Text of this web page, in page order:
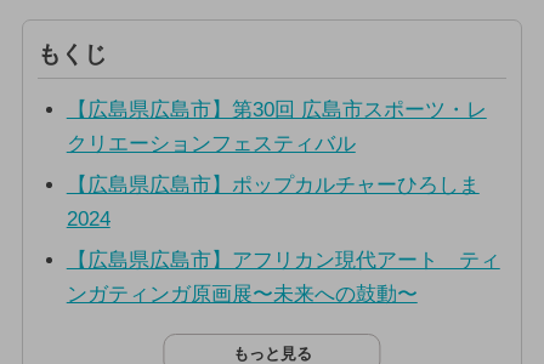
もくじ
【広島県広島市】第30回 広島市スポーツ・レ
クリエーションフェスティバル
【広島県広島市】ポップカルチャーひろしま
2024
【広島県広島市】アフリカン現代アート ティ
ンガティンガ原画展〜未来への鼓動〜
もっと見る